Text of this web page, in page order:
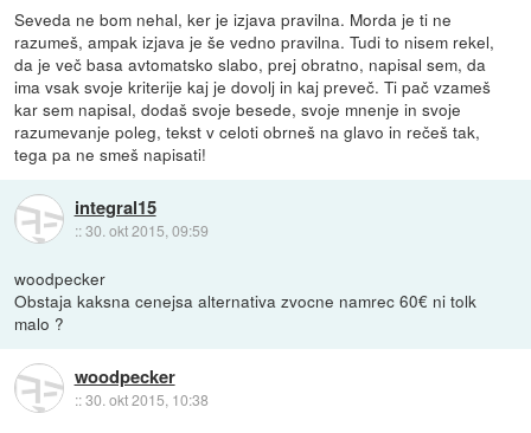
Seveda ne bom nehal, ker je izjava pravilna. Morda je ti ne
razumeš, ampak izjava je še vedno pravilna. Tudi to nisem rekel,
da je več basa avtomatsko slabo, prej obratno, napisal sem, da
ima vsak svoje kriterije kaj je dovolj in kaj preveč. Ti pač vzameš
kar sem napisal, dodaš svoje besede, svoje mnenje in svoje
razumevanje poleg, tekst v celoti obrneš na glavo in rečeš tak,
tega pa ne smeš napisati!
integral15
::30. okt 2015, 09:59
woodpecker
Obstaja kaksna cenejsa alternativa zvocne namrec 60€ ni tolk
malo ?
woodpecker
::30. okt 2015, 10:38